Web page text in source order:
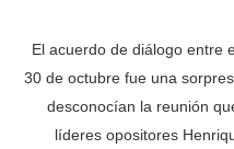
El acuerdo de diálogo entre
30 de octubre fue una
desconocían la reunión
líderes opositores